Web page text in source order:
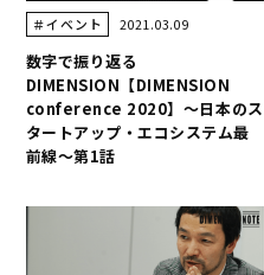
＃イベント 2021.03.09
数字で振り返る
DIMENSION【DIMENSION
conference 2020】～日本のス
タートアップ・エコシステム最
前線～第1話